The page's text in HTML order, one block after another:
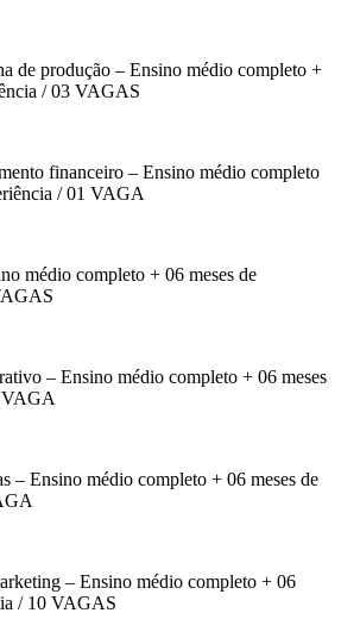
de produção – Ensino médio completo +
/ 03 VAGAS
financeiro – Ensino médio completo
/ 01 VAGA
médio completo + 06 meses de
– Ensino médio completo + 06 meses
VAGA
– Ensino médio completo + 06 meses de
– Ensino médio completo + 06
/ 10 VAGAS